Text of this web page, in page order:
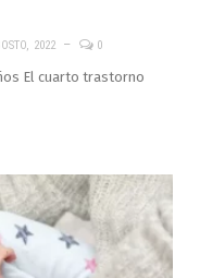
2022 0
El cuarto trastorno